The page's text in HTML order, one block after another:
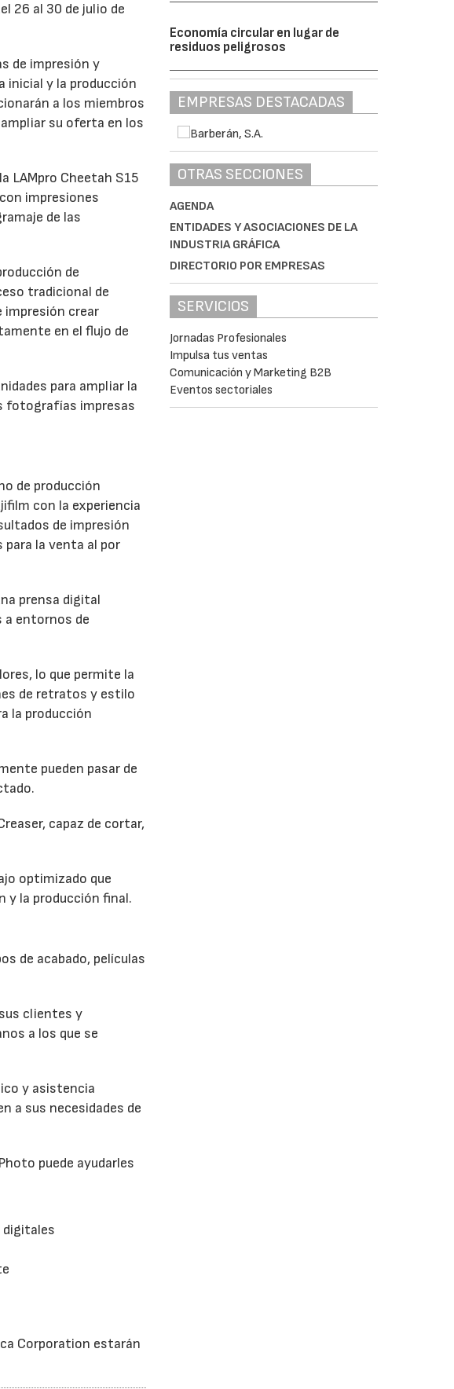
26 al 30 de julio de
de impresión y
inicial y la producción
a los miembros
su oferta en los
LAMpro Cheetah S15
impresiones
de las
de
tradicional de
impresión crear
en el flujo de
para ampliar la
fotografías impresas
de producción
con la experiencia
de impresión
la venta al por
prensa digital
a entornos de
lo que permite la
de retratos y estilo
la producción
pueden pasar de
capaz de cortar,
optimizado que
y la producción final.
de acabado, películas
clientes y
a los que se
y asistencia
a sus necesidades de
puede ayudarles
digitales
Corporation estarán
Economía circular en lugar de
residuos peligrosos
EMPRESAS DESTACADAS
OTRAS SECCIONES
AGENDA
ENTIDADES Y ASOCIACIONES DE LA
INDUSTRIA GRÁFICA
DIRECTORIO POR EMPRESAS
SERVICIOS
Jornadas Profesionales
Impulsa tus ventas
Comunicación y Marketing B2B
Eventos sectoriales